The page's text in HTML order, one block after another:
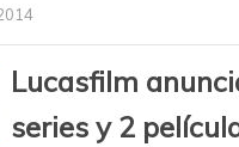
Lucasfilm
series y 2